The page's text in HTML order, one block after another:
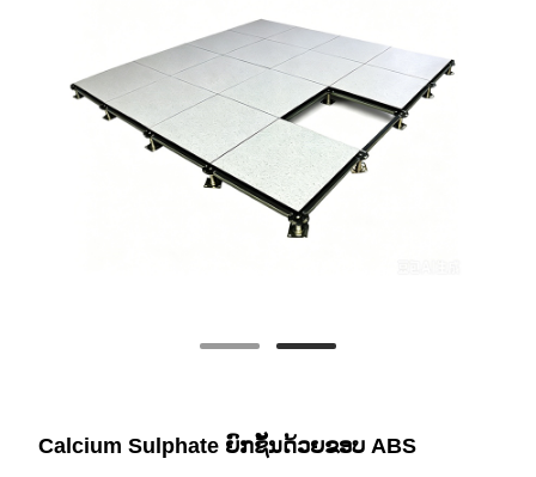
Calcium Sulphate ຍົກຊັ້ນດ້ວຍຂອບ ABS